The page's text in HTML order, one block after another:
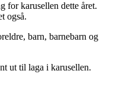
for karusellen dette året.
også.
barn, barnebarn og
ut til laga i karusellen.